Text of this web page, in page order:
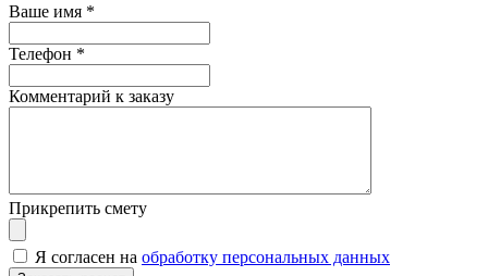
Ваше имя *
Телефон *
Комментарий к заказу
Прикрепить смету
Я согласен на обработку персональных данных